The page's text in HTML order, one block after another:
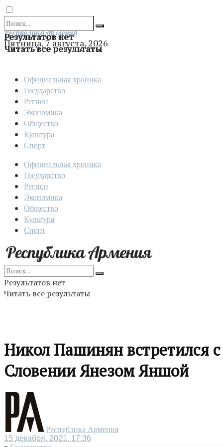
Результатов нет
Читать все результаты
Отправить
Республика Армения
Пятница, 7 августа, 2026
Официальная хроника
Государство
Регион
Экономика
Общество
Культура
Спорт
Официальная хроника
Государство
Регион
Экономика
Общество
Культура
Спорт
Результатов нет
Читать все результаты
Никол Пашинян встретился
Словении Янезом Яншой
Республика Армения
15 декабря, 2021, 17:36